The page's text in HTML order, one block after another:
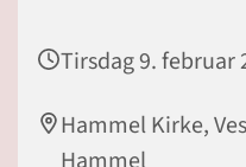
Tirsdag 9. februar
Hammel Kirke,